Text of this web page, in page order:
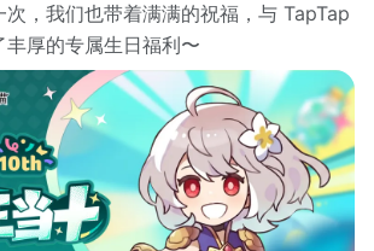
，我们也带着满满的祝福，与 TapTap
厚的专属生日福利〜